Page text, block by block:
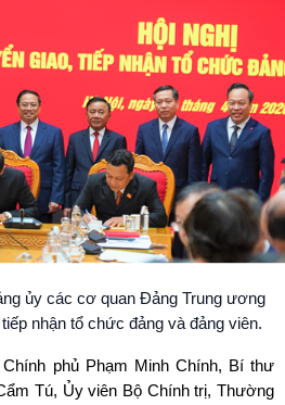
ủy các cơ quan Đảng Trung ương
nhận tổ chức đảng và đảng viên.
phủ Phạm Minh Chính, Bí thư
Tú, Ủy viên Bộ Chính trị, Thường